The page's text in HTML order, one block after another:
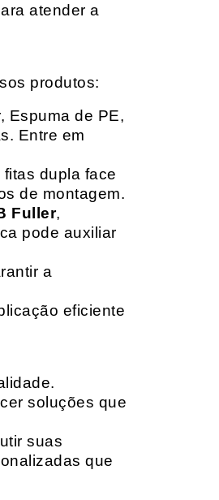
atender a
produtos:
Espuma de PE,
Entre em
dupla face
de montagem.
Fuller,
pode auxiliar
a
eficiente
soluções que
suas
que